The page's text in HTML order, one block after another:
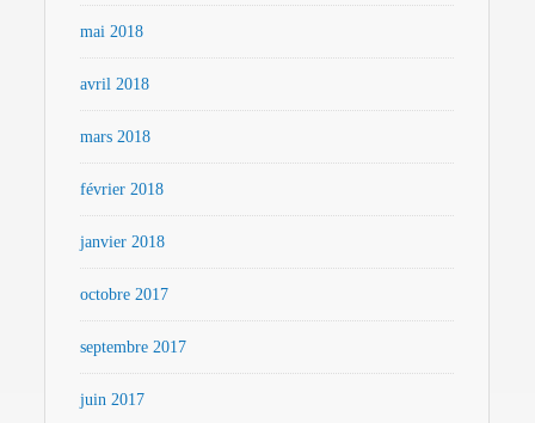
mai 2018
avril 2018
mars 2018
février 2018
janvier 2018
octobre 2017
septembre 2017
juin 2017